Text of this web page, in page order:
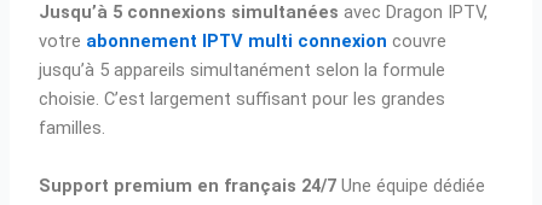
Jusqu’à 5 connexions simultanées avec Dragon IPTV,
votre abonnement IPTV multi connexion couvre
jusqu’à 5 appareils simultanément selon la formule
choisie. C’est largement suffisant pour les grandes
familles.
Support premium en français 24/7 Une équipe dédiée